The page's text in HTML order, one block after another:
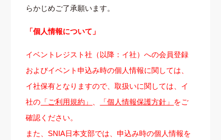
らかじめご了承願います。
「個人情報について」
イベントレジスト社（以降：イ社）への会員登録
およびイベント申込み時の個人情報に関しては、
イ社保有となりますので、取扱いに関しては、イ
社の 「ご利用規約」 「個人情報保護方針」 をご
確認ください。
また、SNIA日本支部では、申込み時の個人情報を